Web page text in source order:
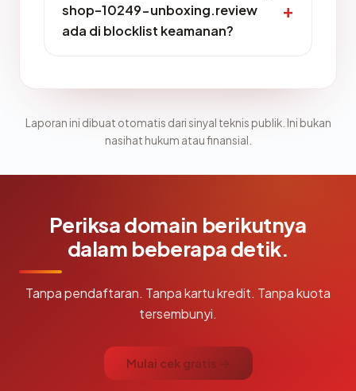
shop-10249-unboxing.review
ada di blocklist keamanan?
Laporan ini dibuat otomatis dari sinyal teknis publik. Ini bukan
nasihat hukum atau finansial.
Periksa domain berikutnya
dalam beberapa detik.
Tanpa pendaftaran. Tanpa kartu kredit. Tanpa kuota
tersembunyi.
Mulai cek gratis →